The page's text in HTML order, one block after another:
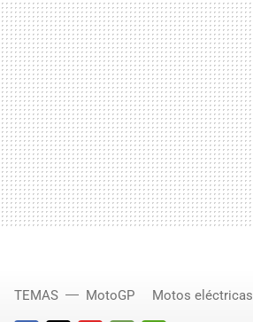
TEMAS MotoGP Motos eléctricas